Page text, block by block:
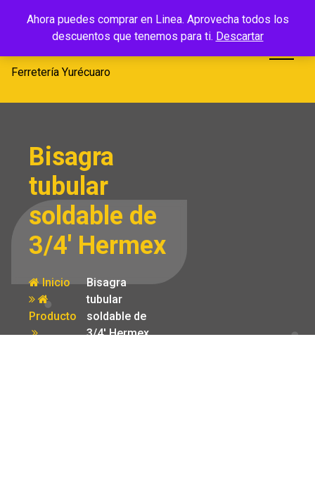
Ahora puedes comprar en Linea. Aprovecha todos los
descuentos que tenemos para ti. Descartar
Ferretería
Yurécuaro
Ferretería Yurécuaro
Bisagra
tubular
soldable de
3/4′ Hermex
Inicio
Producto
Bisagra
tubular
soldable de
3/4′ Hermex